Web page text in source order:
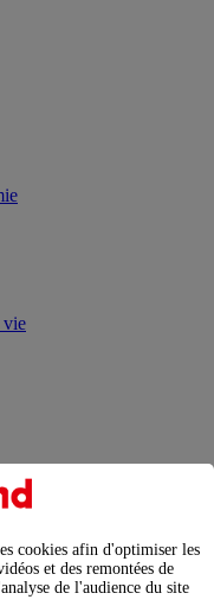
vie
des appareils
électrique
: concentrer les
cookies afin d'optimiser les
et des remontées de
de l'audience du site